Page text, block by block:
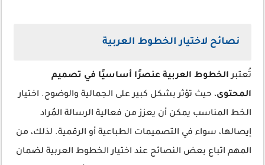
نصائح لاختيار الخطوط العربية
تُعتبرالخطوط العربية عنصرًا أساسيًا في تصميم
المحتوى، حيث تؤثر بشكل كبير على الجمالية والوضوح. اختيار
الخط المناسب يمكن أن يعزز من فعالية الرسالة المُراد
إيصالها، سواء في التصميمات الطباعية أو الرقمية. لذلك، من
المهم اتباع بعض النصائح عند اختيار الخطوط العربية لضمان